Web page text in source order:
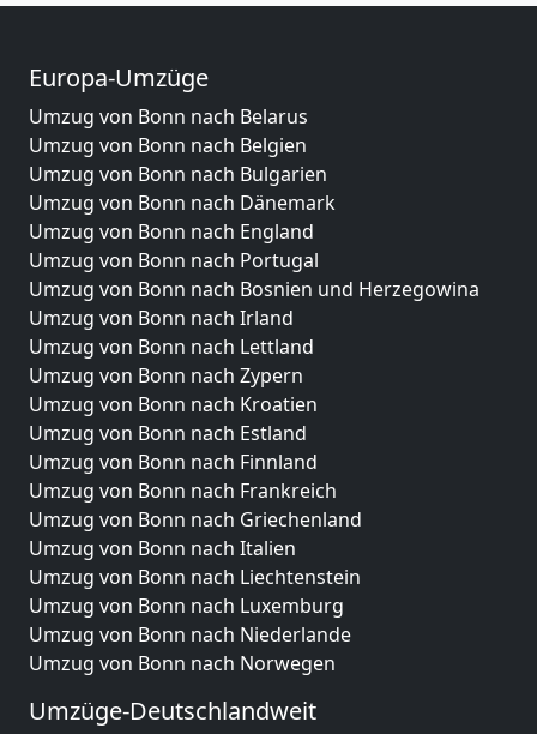
Europa-Umzüge
Umzug von Bonn nach Belarus
Umzug von Bonn nach Belgien
Umzug von Bonn nach Bulgarien
Umzug von Bonn nach Dänemark
Umzug von Bonn nach England
Umzug von Bonn nach Portugal
Umzug von Bonn nach Bosnien und Herzegowina
Umzug von Bonn nach Irland
Umzug von Bonn nach Lettland
Umzug von Bonn nach Zypern
Umzug von Bonn nach Kroatien
Umzug von Bonn nach Estland
Umzug von Bonn nach Finnland
Umzug von Bonn nach Frankreich
Umzug von Bonn nach Griechenland
Umzug von Bonn nach Italien
Umzug von Bonn nach Liechtenstein
Umzug von Bonn nach Luxemburg
Umzug von Bonn nach Niederlande
Umzug von Bonn nach Norwegen
Umzüge-Deutschlandweit